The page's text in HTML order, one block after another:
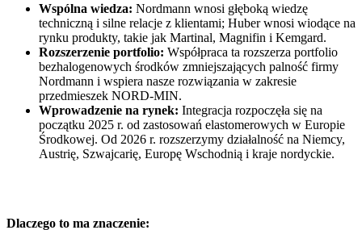
Wspólna wiedza: Nordmann wnosi głęboką wiedzę
techniczną i silne relacje z klientami; Huber wnosi wiodące na
rynku produkty, takie jak Martinal, Magnifin i Kemgard.
Rozszerzenie portfolio: Współpraca ta rozszerza portfolio
bezhalogenowych środków zmniejszających palność firmy
Nordmann i wspiera nasze rozwiązania w zakresie
przedmieszek NORD-MIN.
Wprowadzenie na rynek: Integracja rozpoczęła się na
początku 2025 r. od zastosowań elastomerowych w Europie
Środkowej. Od 2026 r. rozszerzymy działalność na Niemcy,
Austrię, Szwajcarię, Europę Wschodnią i kraje nordyckie.
Dlaczego to ma znaczenie: